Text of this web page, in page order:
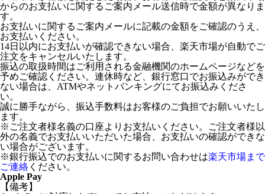
からのお支払いに関するご案内メール送信時で金額が異なりま
す。
お支払いに関するご案内メールに記載の金額をご確認のうえ、
お支払いください。
14日以内にお支払いが確認できない場合、楽天市場が自動でご
注文をキャンセルいたします。
振込の取扱時間はご利用される金融機関のホームページなどを
予めご確認ください。連休時など、銀行窓口でお振込みができ
ない場合は、ATMやネットバンキングにてお振込みくださ
い。
誠に勝手ながら、振込手数料はお客様のご負担でお願いいたし
ます。
※ご注文者様名義の口座よりお支払いください。ご注文者様以
外の名義でお支払いいただいた場合、お支払いの確認ができな
い場合がございます。
※銀行振込でのお支払いに関するお問い合わせは楽天市場まで
ご連絡 ください。
Apple Pay
【備考】